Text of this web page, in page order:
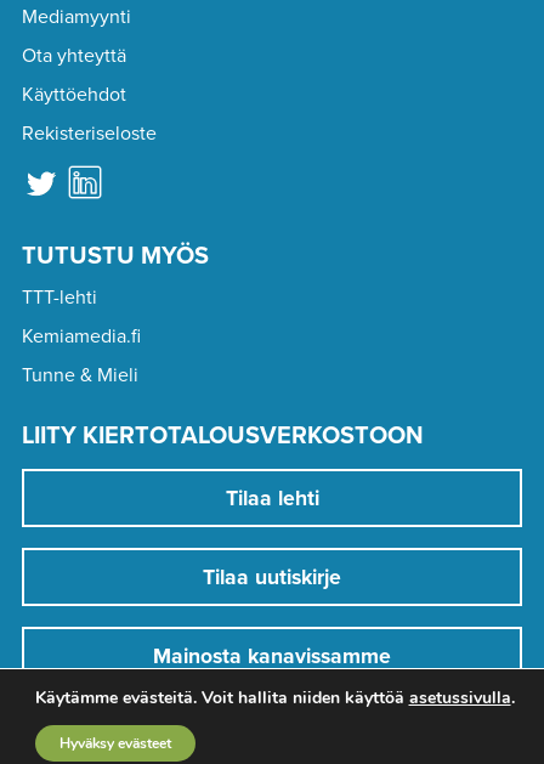
Mediamyynti
Ota yhteyttä
Käyttöehdot
Rekisteriseloste
TUTUSTU MYÖS
TTT-lehti
Kemiamedia.fi
Tunne & Mieli
LIITY KIERTOTALOUSVERKOSTOON
Tilaa lehti
Tilaa uutiskirje
Mainosta kanavissamme
Käytämme evästeitä. Voit hallita niiden käyttöä asetussivulla.
Hyväksy evästeet